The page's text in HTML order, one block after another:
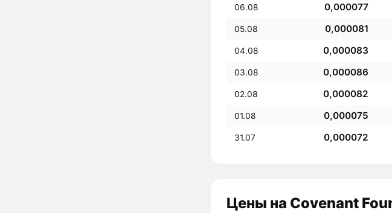
06.08 0,000077
05.08 0,000081
04.08 0,000083
03.08 0,000086
02.08 0,000082
01.08 0,000075
31.07 0,000072
Цены на Covenant